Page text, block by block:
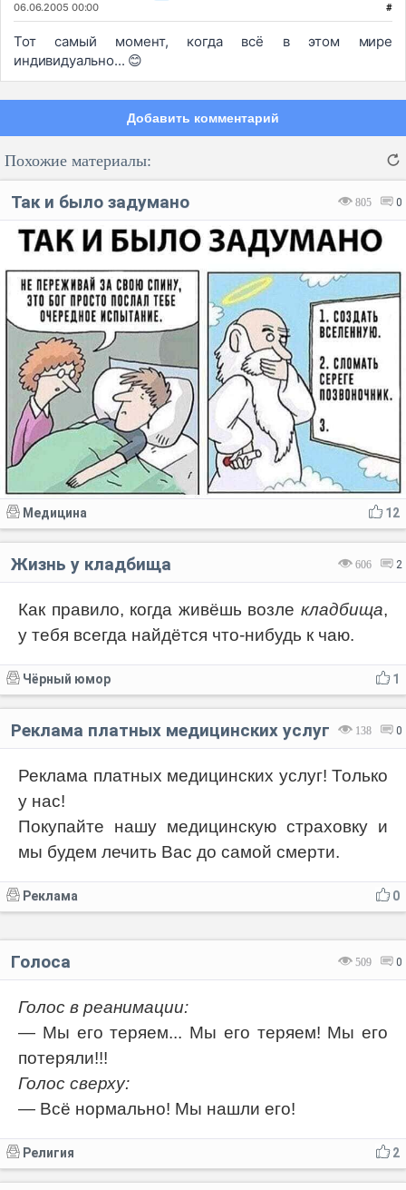
06.06.2005 00:00 #
Тот самый момент, когда всё в этом мире
индивидуально... 😊
Добавить комментарий
Код: Отмена
Похожие материалы:
805 0
Так и было задумано
12
Медицина
606 2
Жизнь у кладбища
Как правило, когда живёшь возле кладбища,
у тебя всегда найдётся что-нибудь к чаю.
1
Чёрный юмор
138 0
Реклама платных медицинских услуг
Реклама платных медицинских услуг! Только
у нас!
Покупайте нашу медицинскую страховку и
мы будем лечить Вас до самой смерти.
0
Реклама
509 0
Голоса
Голос в реанимации:
— Мы его теряем... Мы его теряем! Мы его
потеряли!!!
Голос сверху:
— Всё нормально! Мы нашли его!
2
Религия